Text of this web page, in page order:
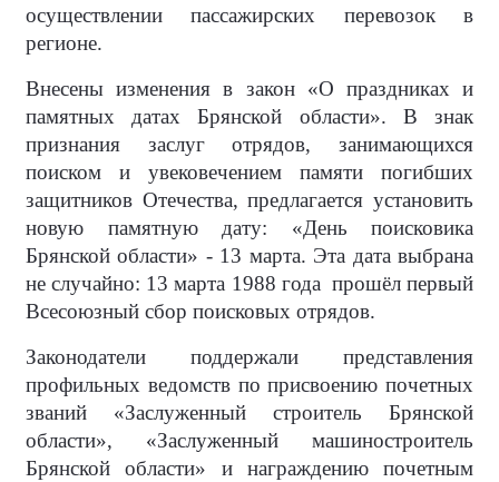
осуществлении пассажирских перевозок в
регионе.
Внесены изменения в закон «О праздниках и
памятных датах Брянской области». В знак
признания заслуг отрядов, занимающихся
поиском и увековечением памяти погибших
защитников Отечества, предлагается установить
новую памятную дату: «День поисковика
Брянской области» - 13 марта. Эта дата выбрана
не случайно: 13 марта 1988 года прошёл первый
Всесоюзный сбор поисковых отрядов.
Законодатели поддержали представления
профильных ведомств по присвоению почетных
званий «Заслуженный строитель Брянской
области», «Заслуженный машиностроитель
Брянской области» и награждению почетным